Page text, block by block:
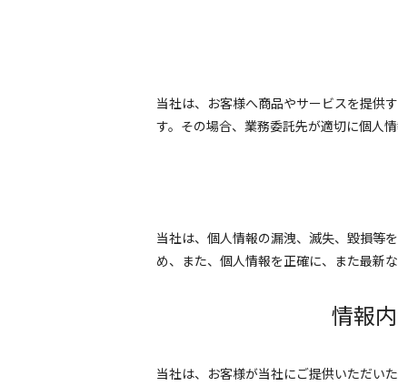
当社は、お客様へ商品やサービスを提供
す。その場合、業務委託先が適切に個人
当社は、個人情報の漏洩、滅失、毀損等
め、また、個人情報を正確に、また最新
情報
当社は、お客様が当社にご提供いただい